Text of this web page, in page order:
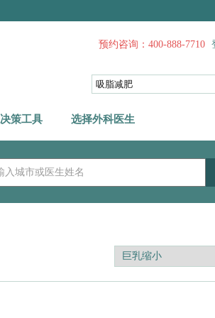
预约咨询：400-888-7710
决策工具 选择外科医生